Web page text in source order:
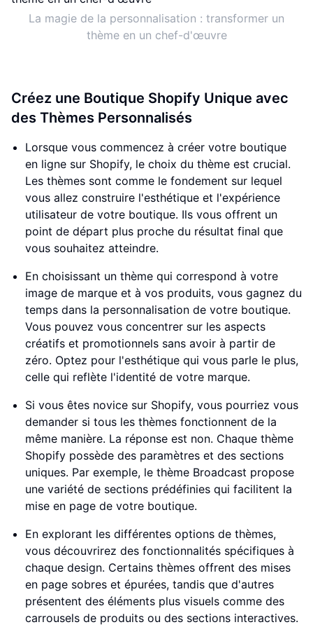
La magie de la personnalisation : transformer un
thème en un chef-d'œuvre
Créez une Boutique Shopify Unique avec
des Thèmes Personnalisés
Lorsque vous commencez à créer votre boutique
en ligne sur Shopify, le choix du thème est crucial.
Les thèmes sont comme le fondement sur lequel
vous allez construire l'esthétique et l'expérience
utilisateur de votre boutique. Ils vous offrent un
point de départ plus proche du résultat final que
vous souhaitez atteindre.
En choisissant un thème qui correspond à votre
image de marque et à vos produits, vous gagnez du
temps dans la personnalisation de votre boutique.
Vous pouvez vous concentrer sur les aspects
créatifs et promotionnels sans avoir à partir de
zéro. Optez pour l'esthétique qui vous parle le plus,
celle qui reflète l'identité de votre marque.
Si vous êtes novice sur Shopify, vous pourriez vous
demander si tous les thèmes fonctionnent de la
même manière. La réponse est non. Chaque thème
Shopify possède des paramètres et des sections
uniques. Par exemple, le thème Broadcast propose
une variété de sections prédéfinies qui facilitent la
mise en page de votre boutique.
En explorant les différentes options de thèmes,
vous découvrirez des fonctionnalités spécifiques à
chaque design. Certains thèmes offrent des mises
en page sobres et épurées, tandis que d'autres
présentent des éléments plus visuels comme des
carrousels de produits ou des sections interactives.